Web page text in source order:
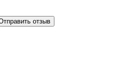
отзыв